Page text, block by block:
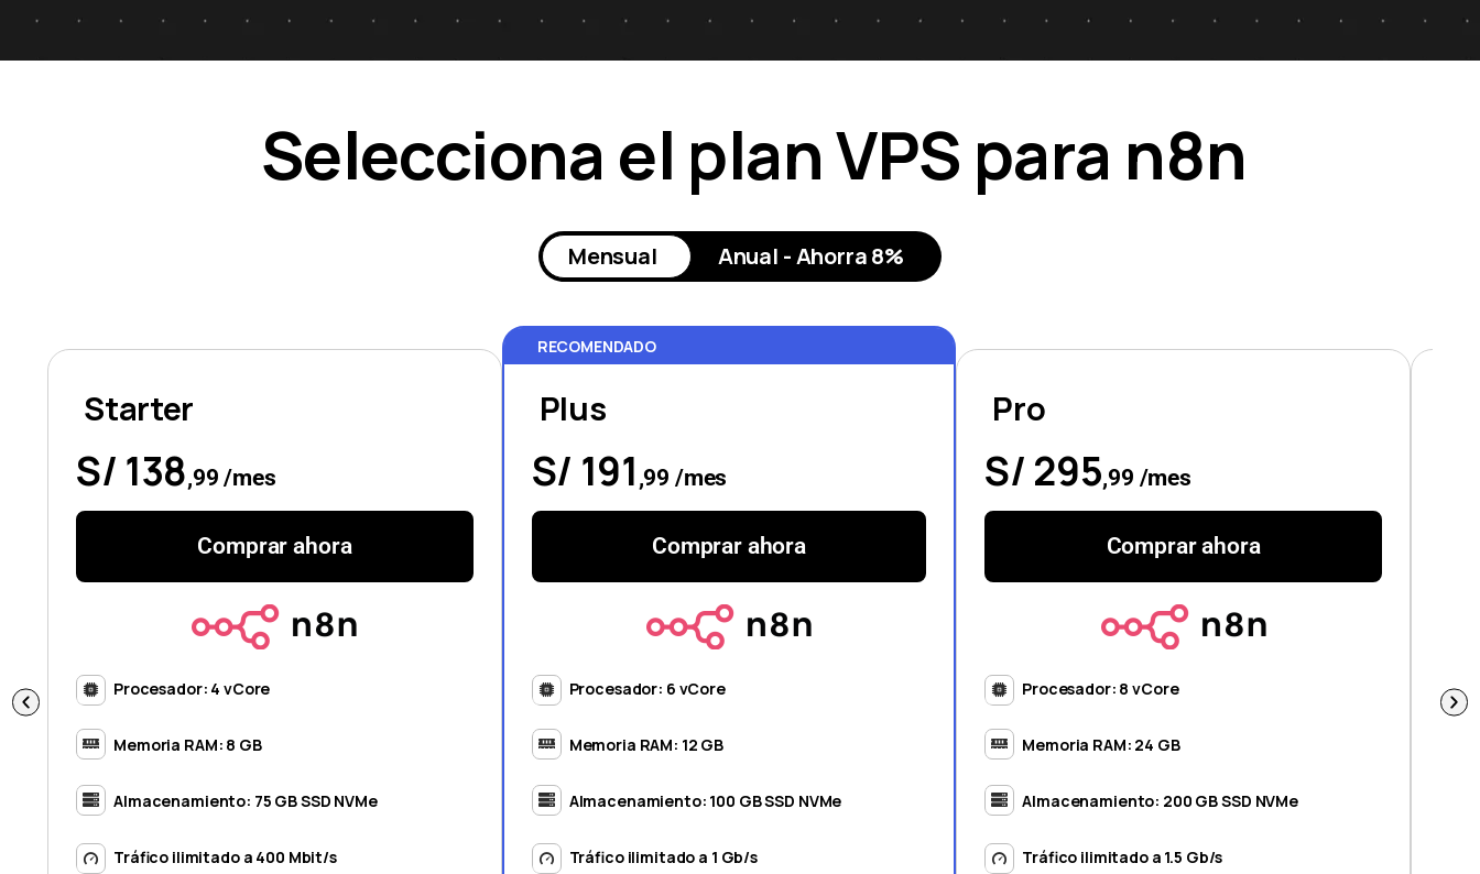
Selecciona el plan VPS para n8n
Mensual Anual - Ahorra 8%
Starter
S/ 138,99 /mes
Comprar ahora
Procesador: 4 vCore
Memoria RAM: 8 GB
Almacenamiento: 75 GB SSD NVMe
Tráfico ilimitado a 400 Mbit/s
Plus
S/ 191 ,99 /mes
Comprar ahora
Procesador: 6 vCore
Memoria RAM: 12 GB
Almacenamiento: 100 GB SSD NVMe
Tráfico ilimitado a 1 Gb/s
RECOMENDADO
Pro
S/ 295,99 /mes
Comprar ahora
Procesador: 8 vCore
Memoria RAM: 24 GB
Almacenamiento: 200 GB SSD NVMe
Tráfico ilimitado a 1.5 Gb/s